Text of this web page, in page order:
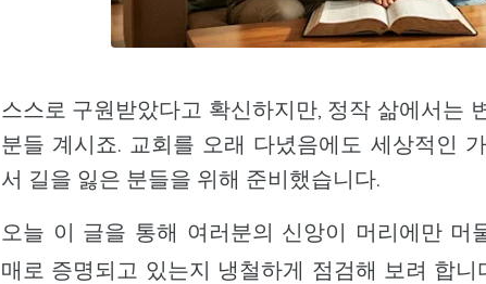
스스로 구원받았다고 확신하지만, 정작 삶에서는
분들 계시죠. 교회를 오래 다녔음에도 세상적인
서 길을 잃은 분들을 위해 준비했습니다.
오늘 이 글을 통해 여러분의 신앙이 머리에만 머
매로 증명되고 있는지 냉철하게 점검해 보려 합